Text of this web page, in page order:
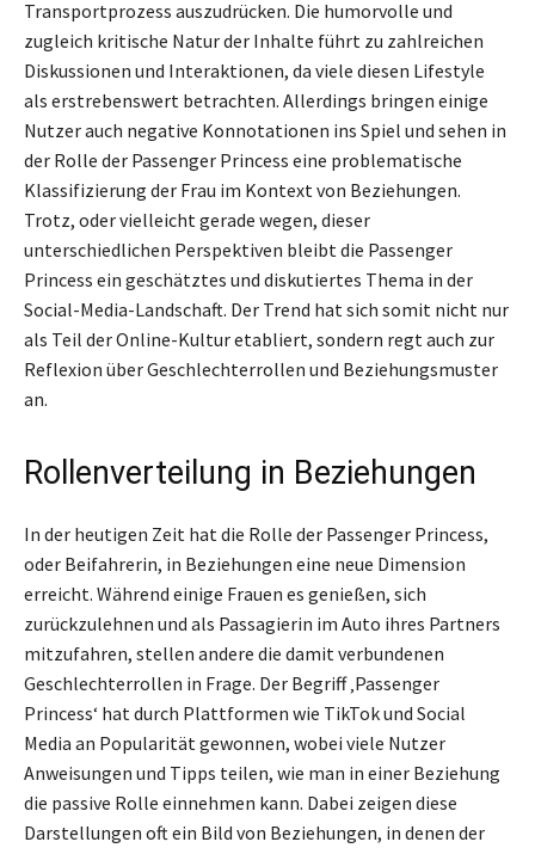
Transportprozess auszudrücken. Die humorvolle und
zugleich kritische Natur der Inhalte führt zu zahlreichen
Diskussionen und Interaktionen, da viele diesen Lifestyle
als erstrebenswert betrachten. Allerdings bringen einige
Nutzer auch negative Konnotationen ins Spiel und sehen in
der Rolle der Passenger Princess eine problematische
Klassifizierung der Frau im Kontext von Beziehungen.
Trotz, oder vielleicht gerade wegen, dieser
unterschiedlichen Perspektiven bleibt die Passenger
Princess ein geschätztes und diskutiertes Thema in der
Social-Media-Landschaft. Der Trend hat sich somit nicht nur
als Teil der Online-Kultur etabliert, sondern regt auch zur
Reflexion über Geschlechterrollen und Beziehungsmuster
an.
Rollenverteilung in Beziehungen
In der heutigen Zeit hat die Rolle der Passenger Princess,
oder Beifahrerin, in Beziehungen eine neue Dimension
erreicht. Während einige Frauen es genießen, sich
zurückzulehnen und als Passagierin im Auto ihres Partners
mitzufahren, stellen andere die damit verbundenen
Geschlechterrollen in Frage. Der Begriff ‚Passenger
Princess‘ hat durch Plattformen wie TikTok und Social
Media an Popularität gewonnen, wobei viele Nutzer
Anweisungen und Tipps teilen, wie man in einer Beziehung
die passive Rolle einnehmen kann. Dabei zeigen diese
Darstellungen oft ein Bild von Beziehungen, in denen der